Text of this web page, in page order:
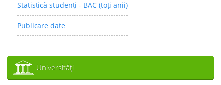
Statistică studenţi - BAC (toți anii)
Publicare date
Universităţi